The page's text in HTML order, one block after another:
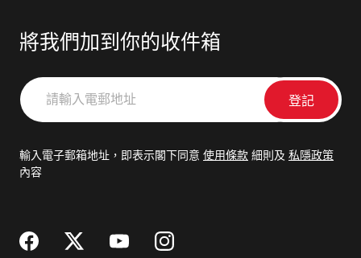
將我們加到你的收件箱
請
輸
郵
輸入電子郵箱地址，即表示閣下同意 使用條款 細則及 私隱政策
內容